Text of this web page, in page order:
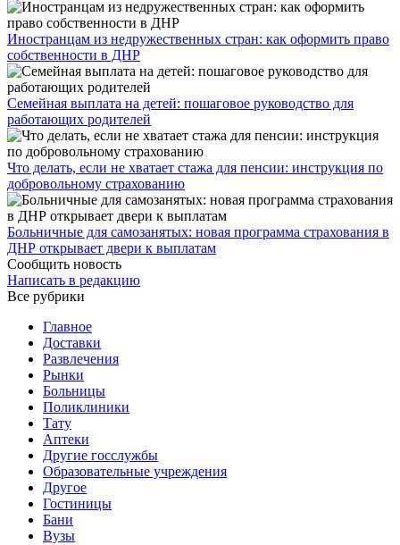
Иностранцам из недружественных стран: как оформить право
собственности в ДНР
Семейная выплата на детей: пошаговое руководство для
работающих родителей
Что делать, если не хватает стажа для пенсии: инструкция по
добровольному страхованию
Больничные для самозанятых: новая программа страхования в
ДНР открывает двери к выплатам
Сообщить новость
Написать в редакцию
Все рубрики
Главное
Доставки
Развлечения
Рынки
Больницы
Поликлиники
Тату
Аптеки
Другие госслужбы
Образовательные учреждения
Другое
Гостиницы
Бани
Вузы